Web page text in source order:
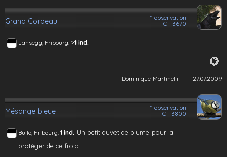
Grand Corbeau
1 observation
C - 3670
Jansegg, Fribourg: >1 ind.
Dominique Martinelli 27.07.2009
Mésange bleue
1 observation
C - 3800
Bulle, Fribourg: 1 ind. Un petit duvet de plume pour la
protéger de ce froid